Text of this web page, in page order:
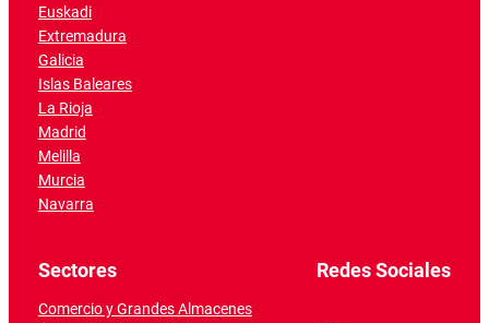
Euskadi
Extremadura
Galicia
Islas Baleares
La Rioja
Madrid
Melilla
Murcia
Navarra
Sectores
Comercio y Grandes Almacenes
Redes Sociales